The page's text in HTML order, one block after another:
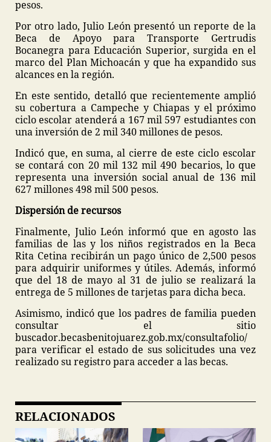
pesos.
Por otro lado, Julio León presentó un reporte de la
Beca de Apoyo para Transporte Gertrudis
Bocanegra para Educación Superior, surgida en el
marco del Plan Michoacán y que ha expandido sus
alcances en la región.
En este sentido, detalló que recientemente amplió
su cobertura a Campeche y Chiapas y el próximo
ciclo escolar atenderá a 167 mil 597 estudiantes con
una inversión de 2 mil 340 millones de pesos.
Indicó que, en suma, al cierre de este ciclo escolar
se contará con 20 mil 132 mil 490 becarios, lo que
representa una inversión social anual de 136 mil
627 millones 498 mil 500 pesos.
Dispersión de recursos
Finalmente, Julio León informó que en agosto las
familias de las y los niños registrados en la Beca
Rita Cetina recibirán un pago único de 2,500 pesos
para adquirir uniformes y útiles. Además, informó
que del 18 de mayo al 31 de julio se realizará la
entrega de 5 millones de tarjetas para dicha beca.
Asimismo, indicó que los padres de familia pueden
consultar el sitio
buscador.becasbenitojuarez.gob.mx/consultafolio/
para verificar el estado de sus solicitudes una vez
realizado su registro para acceder a las becas.
RELACIONADOS